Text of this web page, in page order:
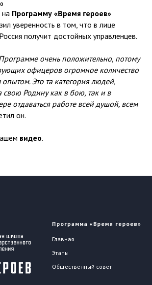
на Программу «Время героев»
уверенность в том, что в лице
получит достойных управленцев.
очень положительно, потому
офицеров огромное количество
Это та категория людей,
свою Родину как в бою, так и в
отдаваться работе всей душой, всем
он.
видео.
Программа «Время героев»
Главная
Этапы
Общественный совет